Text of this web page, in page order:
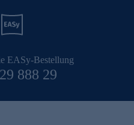
EASy-Bestellung
888 29